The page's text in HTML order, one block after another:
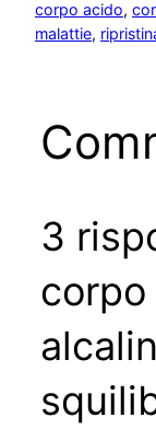
corpo acido,
malattie,
3
corpo